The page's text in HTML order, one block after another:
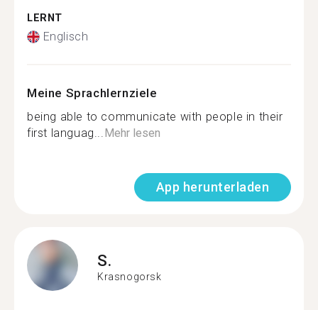
LERNT
Englisch
Meine Sprachlernziele
being able to communicate with people in their
first languag...Mehr lesen
App herunterladen
S.
Krasnogorsk